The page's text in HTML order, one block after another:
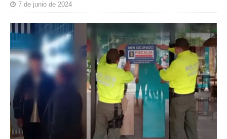
7 de junio de 2024